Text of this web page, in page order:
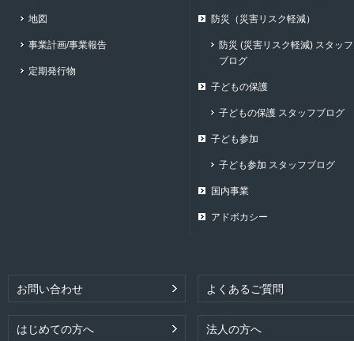
地図
事業計画/事業報告
定期発行物
防災（災害リスク軽減）
防災 (災害リスク軽減) スタッフ
ブログ
子どもの保護
子どもの保護 スタッフブログ
子ども参加
子ども参加 スタッフブログ
国内事業
アドボカシー
お問い合わせ よくあるご質問
はじめての方へ 法人の方へ